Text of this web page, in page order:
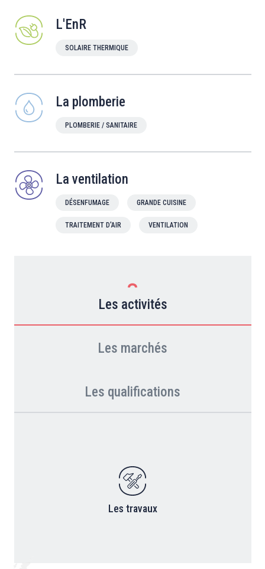
L'EnR
SOLAIRE THERMIQUE
La plomberie
PLOMBERIE / SANITAIRE
La ventilation
DÉSENFUMAGE GRANDE CUISINE
TRAITEMENT D'AIR VENTILATION
Les activités
Les marchés
Les qualifications
Les travaux